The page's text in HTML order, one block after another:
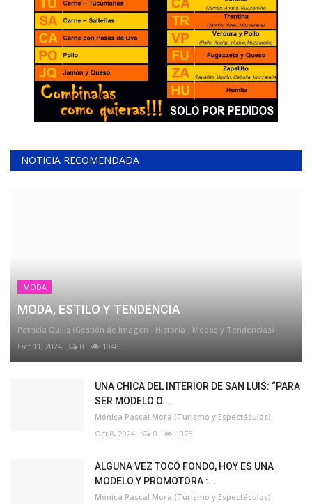
NOTICIA RECOMENDADA
MODA
MODA, ESTILO Y TENDENCIA
Patricia Quilis (Gestión de Imagen - Historia - Modas y Tendencias)
Oct 11, 2024
0 1048
UNA CHICA DEL INTERIOR DE SAN LUIS: “PARA
SER MODELO O...
Mónica Pascal Mora (Turismo y Espectáculos)
Oct 8, 2024
0 1075
ALGUNA VEZ TOCÓ FONDO, HOY ES UNA
MODELO Y PROMOTORA :...
Mónica Pascal Mora (Turismo y Espectáculos)